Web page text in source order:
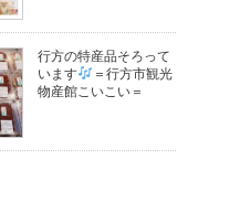
行方の特産品そろって
います
＝行方市観光
物産館こいこい＝